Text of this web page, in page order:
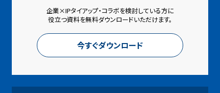
企業×IPタイアップ・コラボを検討している方に
役立つ資料を無料ダウンロードいただけます。
今すぐダウンロード